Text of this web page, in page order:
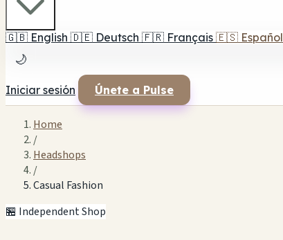
🇬🇧 English 🇩🇪 Deutsch 🇫🇷 Français 🇪🇸 Español
🌙
Iniciar sesión Únete a Pulse
Home
/
Headshops
/
Casual Fashion
🏪 Independent Shop